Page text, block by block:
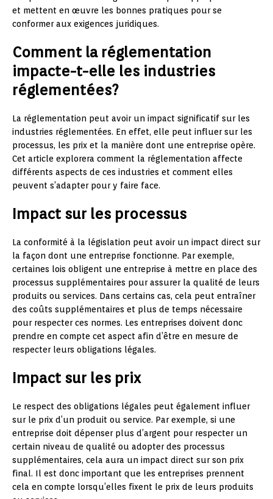
et mettent en œuvre les bonnes pratiques pour se
conformer aux exigences juridiques.
Comment la réglementation
impacte-t-elle les industries
réglementées?
La réglementation peut avoir un impact significatif sur les
industries réglementées. En effet, elle peut influer sur les
processus, les prix et la manière dont une entreprise opère.
Cet article explorera comment la réglementation affecte
différents aspects de ces industries et comment elles
peuvent s’adapter pour y faire face.
Impact sur les processus
La conformité à la législation peut avoir un impact direct sur
la façon dont une entreprise fonctionne. Par exemple,
certaines lois obligent une entreprise à mettre en place des
processus supplémentaires pour assurer la qualité de leurs
produits ou services. Dans certains cas, cela peut entraîner
des coûts supplémentaires et plus de temps nécessaire
pour respecter ces normes. Les entreprises doivent donc
prendre en compte cet aspect afin d’être en mesure de
respecter leurs obligations légales.
Impact sur les prix
Le respect des obligations légales peut également influer
sur le prix d’un produit ou service. Par exemple, si une
entreprise doit dépenser plus d’argent pour respecter un
certain niveau de qualité ou adopter des processus
supplémentaires, cela aura un impact direct sur son prix
final. Il est donc important que les entreprises prennent
cela en compte lorsqu’elles fixent le prix de leurs produits